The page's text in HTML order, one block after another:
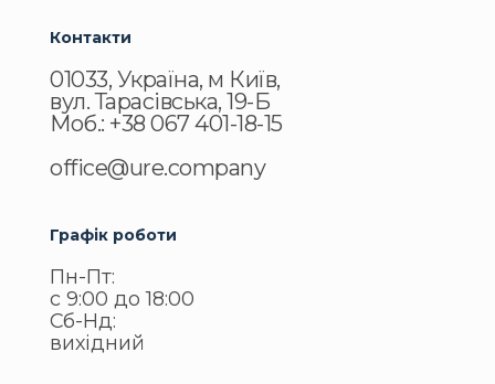
Контакти
01033, Україна, м Київ,
вул. Тарасівська, 19-Б
Моб.: +38 067 401-18-15
office@ure.company
Графік роботи
Пн-Пт:
с 9:00 до 18:00
Сб-Нд:
вихідний